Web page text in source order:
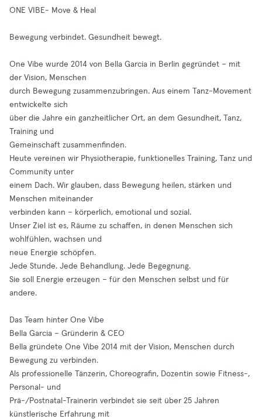
ONE VIBE- Move & Heal
Bewegung verbindet. Gesundheit bewegt.
One Vibe wurde 2014 von Bella Garcia in Berlin gegründet – mit
der Vision, Menschen
durch Bewegung zusammenzubringen. Aus einem Tanz-Movement
entwickelte sich
über die Jahre ein ganzheitlicher Ort, an dem Gesundheit, Tanz,
Training und
Gemeinschaft zusammenfinden.
Heute vereinen wir Physiotherapie, funktionelles Training, Tanz und
Community unter
einem Dach. Wir glauben, dass Bewegung heilen, stärken und
Menschen miteinander
verbinden kann – körperlich, emotional und sozial.
Unser Ziel ist es, Räume zu schaffen, in denen Menschen sich
wohlfühlen, wachsen und
neue Energie schöpfen.
Jede Stunde. Jede Behandlung. Jede Begegnung.
Sie soll Energie erzeugen – für den Menschen selbst und für
andere.
Das Team hinter One Vibe
Bella Garcia – Gründerin & CEO
Bella gründete One Vibe 2014 mit der Vision, Menschen durch
Bewegung zu verbinden.
Als professionelle Tänzerin, Choreografin, Dozentin sowie Fitness-,
Personal- und
Prä-/Postnatal-Trainerin verbindet sie seit über 25 Jahren
künstlerische Erfahrung mit